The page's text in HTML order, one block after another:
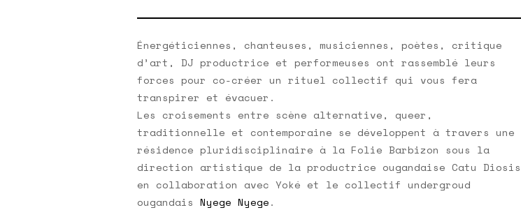
Énergéticiennes, chanteuses, musiciennes, poètes, critique
d’art, DJ productrice et performeuses ont rassemblé leurs
forces pour co-créer un rituel collectif qui vous fera
transpirer et évacuer.
Les croisements entre scène alternative, queer,
traditionnelle et contemporaine se développent à travers une
résidence pluridisciplinaire à la Folie Barbizon sous la
direction artistique de la productrice ougandaise Catu Diosis
en collaboration avec Yoké et le collectif undergroud
ougandais Nyege Nyege.